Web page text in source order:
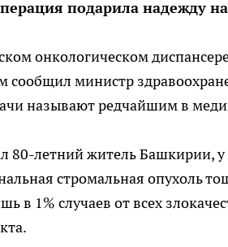
подарила надежду
онкологическом
сообщил министр
называют редчайшим в
80-летний житель Башкирии, у
стромальная опухоль
в 1% случаев от всех